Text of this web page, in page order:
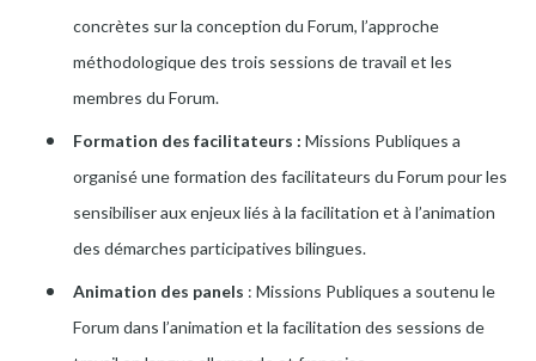
concrètes sur la conception du Forum, l’approche
méthodologique des trois sessions de travail et les
membres du Forum.
Formation des facilitateurs : Missions Publiques a
organisé une formation des facilitateurs du Forum pour les
sensibiliser aux enjeux liés à la facilitation et à l’animation
des démarches participatives bilingues.
Animation des panels : Missions Publiques a soutenu le
Forum dans l’animation et la facilitation des sessions de